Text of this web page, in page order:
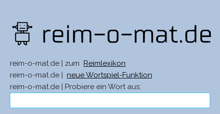
reim-o-mat.de | zum
Reimlexikon
reim-o-mat.de |
neue Wortspiel-Funktion
reim-o-mat.de | Probiere ein Wort aus: